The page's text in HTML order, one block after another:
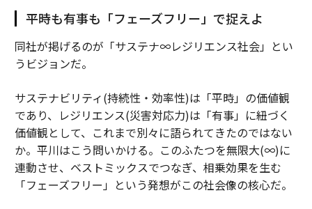
平時も有事も「フェーズフリー」で捉えよ
同社が掲げるのが「サステナ∞レジリエンス社会」とい
うビジョンだ。
サステナビリティ(持続性・効率性)は「平時」の価値観
であり、レジリエンス(災害対応力)は「有事」に紐づく
価値観として、これまで別々に語られてきたのではない
か。平川はこう問いかける。このふたつを無限大(∞)に
連動させ、ベストミックスでつなぎ、相乗効果を生む
「フェーズフリー」という発想がこの社会像の核心だ。